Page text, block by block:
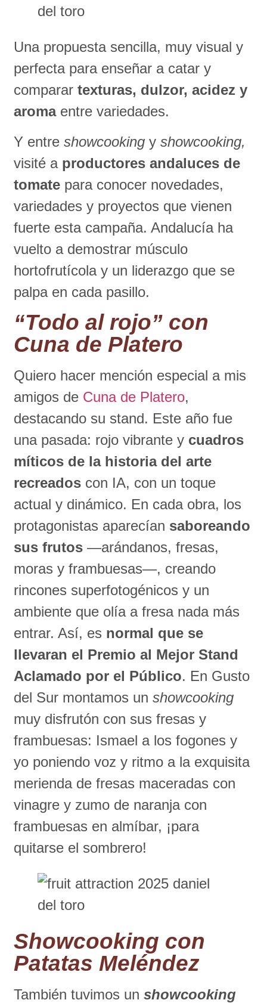
Una propuesta sencilla, muy visual y
perfecta para enseñar a catar y
comparartexturas, dulzor, acidez y
aromaentre variedades.
Y entreshowcooking yshowcooking,
visité a productores andaluces de
tomate para conocer novedades,
variedades y proyectos que vienen
fuerte esta campaña. Andalucía ha
vuelto a demostrar músculo
hortofrutícola y un liderazgo que se
palpa en cada pasillo.
“Todo al rojo” con
Cuna de Platero
Quiero hacer mención especial a mis
amigos de Cuna de Platero,
destacando su stand. Este año fue
una pasada: rojo vibrante y cuadros
míticos de la historia del arte
recreados con IA, con un toque
actual y dinámico. En cada obra, los
protagonistas aparecían saboreando
sus frutos —arándanos, fresas,
moras y frambuesas—, creando
rincones superfotogénicos y un
ambiente que olía a fresa nada más
entrar. Así, es normal que se
llevaran el Premio al Mejor Stand
Aclamado por el Público. En Gusto
del Sur montamos unshowcooking
muy disfrutón con sus fresas y
frambuesas: Ismael a los fogones y
yo poniendo voz y ritmo a la exquisita
merienda de fresas maceradas con
vinagre y zumo de naranja con
frambuesas en almíbar, ¡para
quitarse el sombrero!
Showcooking con
Patatas Meléndez
También tuvimos unshowcooking